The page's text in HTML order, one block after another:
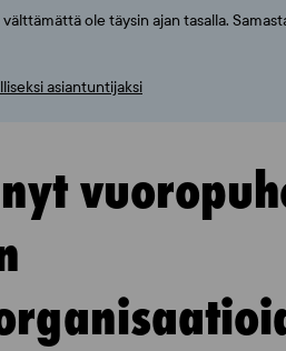
välttämättä ole täysin ajan tasalla.
asiantuntijaksi